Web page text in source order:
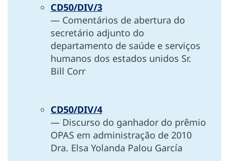
CD50/DIV/3
— Comentários de abertura do
secretário adjunto do
departamento de saúde e serviços
humanos dos estados unidos Sr.
Bill Corr
CD50/DIV/4
— Discurso do ganhador do prêmio
OPAS em administração de 2010
Dra. Elsa Yolanda Palou García